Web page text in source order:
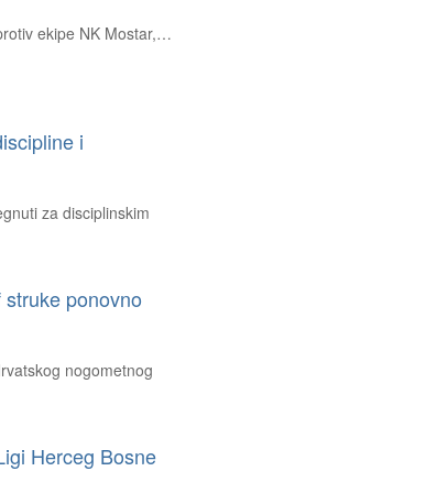
ekipe NK Mostar,…
i
za disciplinskim
ponovno
nogometnog
Herceg Bosne